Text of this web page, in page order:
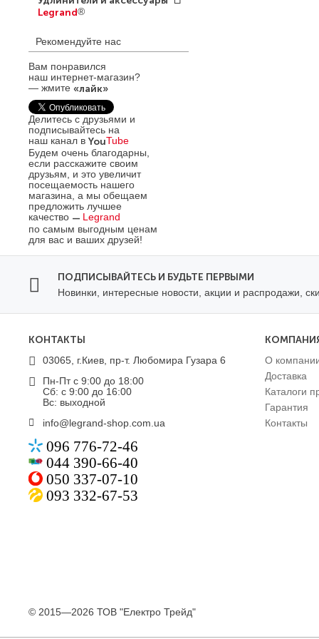
Legrand®
Legrand
Legrand
Удлинители «Safe Control»
Legrand
Аксессуары
LegrandЭлиум™
Силовые разъемы
Legrand
Рекомендуйте нас
Вам понравился
наш интернет-магазин?
— жмите «лайк»
Делитесь с друзьями и
подписывайтесь на
наш канал в YouTube
Будем очень благодарны,
если расскажите своим
друзьям, и это увеличит
посещаемость нашего
магазина, а мы обещаем
предложить лучшее
качество — Legrand
по самым выгодным ценам
для вас и ваших друзей!
ПОДПИСЫВАЙТЕСЬ И БУДЬТЕ ПЕРВЫМИ
Новинки, интересные новости, акции и распродажи,
КОНТАКТЫ
03065, г.Киев, пр-т. Любомира Гузара 6
Пн-Пт с 9:00 до 18:00
Сб: с 9:00 до 16:00
Вс: выходной
info@legrand-shop.com.ua
096 776-72-46
044 390-66-40
050 337-07-10
093 332-67-53
© 2015—2026 ТОВ "Електро Трейд"
О
Доставка
Каталоги
Гарантия
Контакты